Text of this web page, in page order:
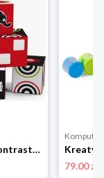
Edukacyjne,kontrastowe Miniland Educational Moje Pierwsze Zmysły MLZ97313
79.00 zł